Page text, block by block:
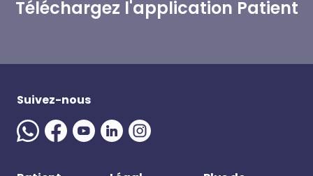
Téléchargez l'application Patient
Suivez-nous